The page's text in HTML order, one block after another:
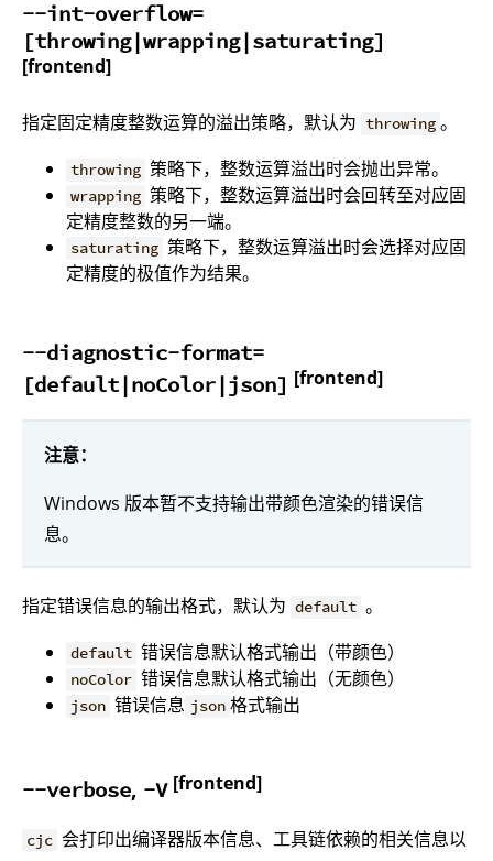
--int-overflow=
[throwing|wrapping|saturating]
[frontend]
指定固定精度整数运算的溢出策略，默认为 throwing 。
throwing 策略下，整数运算溢出时会抛出异常。
wrapping 策略下，整数运算溢出时会回转至对应固
定精度整数的另一端。
saturating 策略下，整数运算溢出时会选择对应固
定精度的极值作为结果。
--diagnostic-format=
[default|noColor|json] [frontend]
注意：
Windows 版本暂不支持输出带颜色渲染的错误信
息。
指定错误信息的输出格式，默认为 default 。
default 错误信息默认格式输出（带颜色）
noColor 错误信息默认格式输出（无颜色）
json 错误信息 json 格式输出
--verbose, -V [frontend]
cjc 会打印出编译器版本信息、工具链依赖的相关信息以